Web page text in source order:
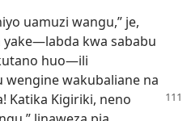
uamuzi wangu,” je,
kwa sababu
huo—ili
wakubaliane na
Katika Kigiriki, neno